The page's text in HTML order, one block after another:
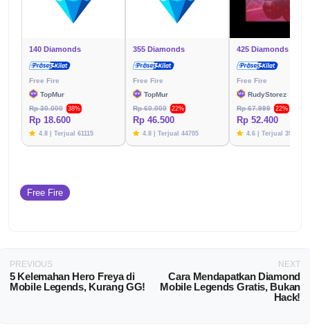
140 Diamonds
Free Fire
TopMur
Rp 30.000
38%
Rp 18.600
4.8 | Terjual 61115
355 Diamonds
Free Fire
TopMur
Rp 60.000
22%
Rp 46.500
4.8 | Terjual 44705
425 Diamonds
Free Fire
RudyStorez
Rp 67.999
22%
Rp 52.400
4.6 | Terjual 39783
Free Fire
PREVIOUS
5 Kelemahan Hero Freya di
Mobile Legends, Kurang GG!
NEXT
Cara Mendapatkan Diamond
Mobile Legends Gratis, Bukan
Hack!